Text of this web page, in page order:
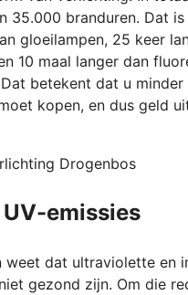
35.000 branduren. Dat
gloeilampen, 25 keer
10 maal langer dan
betekent dat u minder
kopen, en dus geld
UV-emissies
weet dat ultraviolette en
gezond zijn. Om die